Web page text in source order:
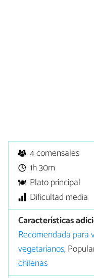
4 comensales
1h 30m
Plato principal
Dificultad media
Características
Recomendada para
vegetarianos,
chilenas